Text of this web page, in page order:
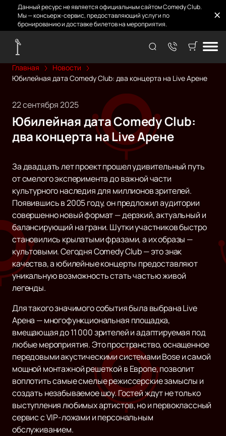
Данный ресурс не является официальным сайтом Comedy Club.
Мы — консьерж-сервис, предоставляющий услуги по
бронированию и доставке билетов на мероприятия.
Главная
Новости
Юбилейная дата Comedy Club: два концерта на Live Арене
22 сентября 2025
Юбилейная дата Comedy Club:
два концерта на Live Арене
За двадцать лет проект прошел удивительный путь
от смелого эксперимента до важной части
культурного наследия для миллионов зрителей.
Появившись в 2005 году, он предложил аудитории
совершенно новый формат — дерзкий, актуальный и
балансирующий на грани. Шутки участников быстро
становились крылатыми фразами, а их образы —
культовыми. Сегодня Comedy Club — это знак
качества, а юбилейные концерты предоставляют
уникальную возможность стать частью живой
легенды.
Для такого значимого события была выбрана Live
Арена — многофункциональная площадка,
вмещающая до 11 000 зрителей и адаптируемая под
любые мероприятия. Это пространство, оснащенное
передовыми акустическими системами Bose и самой
мощной монтажной решеткой в Европе, позволит
воплотить самые смелые режиссерские замыслы и
создать незабываемое шоу. Гостей ждут не только
выступления любимых артистов, но и первоклассный
сервис с VIP-ложами и персональным
обслуживанием.